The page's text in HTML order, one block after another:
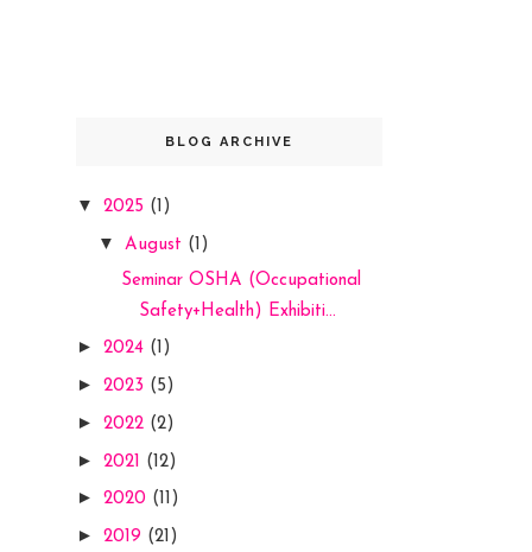
BLOG ARCHIVE
▼ 2025 (1)
▼ August (1)
Seminar OSHA (Occupational
Safety+Health) Exhibiti...
► 2024 (1)
► 2023 (5)
► 2022 (2)
► 2021 (12)
► 2020 (11)
► 2019 (21)